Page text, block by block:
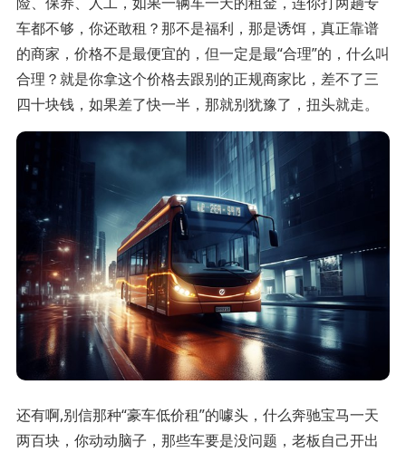
车都不够，你还敢租？那不是福利，那是诱饵，真正靠谱
的商家，价格不是最便宜的，但一定是最“合理”的，什么叫
合理？就是你拿这个价格去跟别的正规商家比，差不了三
四十块钱，如果差了快一半，那就别犹豫了，扭头就走。
还有啊,别信那种“豪车低价租”的噱头，什么奔驰宝马一天
两百块，你动动脑子，那些车要是没问题，老板自己开出